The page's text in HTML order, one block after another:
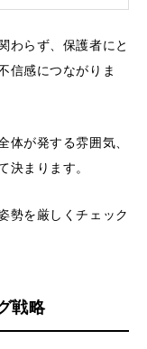
わらず、保護者にと
信感につながりま
が発する雰囲気、
まります。
勢を厳しくチェック
戦略